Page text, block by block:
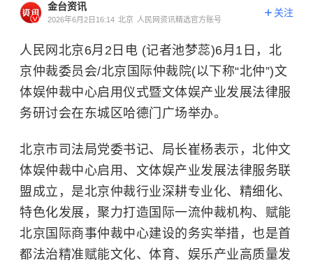
金台资讯
2026年6月2日16:14 北京 人民网资讯精选官方账号
关注
人民网北京6月2日电 (记者池梦蕊)6月1日，北
京仲裁委员会/北京国际仲裁院(以下称“北仲”)文
体娱仲裁中心启用仪式暨文体娱产业发展法律服
务研讨会在东城区哈德门广场举办。
北京市司法局党委书记、局长崔杨表示，北仲文
体娱仲裁中心启用、文体娱产业发展法律服务联
盟成立，是北京仲裁行业深耕专业化、精细化、
特色化发展，聚力打造国际一流仲裁机构、赋能
北京国际商事仲裁中心建设的务实举措，也是首
都法治精准赋能文化、体育、娱乐产业高质量发